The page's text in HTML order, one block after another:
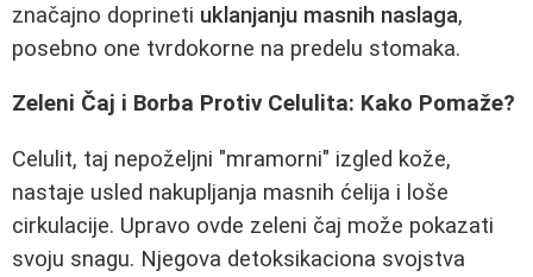
značajno doprineti uklanjanju masnih naslaga,
posebno one tvrdokorne na predelu stomaka.
Zeleni Čaj i Borba Protiv Celulita: Kako Pomaže?
Celulit, taj nepoželjni "mramorni" izgled kože,
nastaje usled nakupljanja masnih ćelija i loše
cirkulacije. Upravo ovde zeleni čaj može pokazati
svoju snagu. Njegova detoksikaciona svojstva